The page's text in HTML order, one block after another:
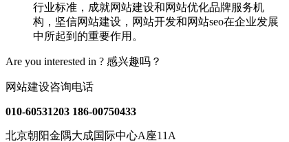
行业标准，成就网站建设和网站优化品牌服务机
构，坚信网站建设，网站开发和网站seo在企业发展
中所起到的重要作用。
Are you interested in ? 感兴趣吗？
网站建设咨询电话
010-60531203 186-00750433
北京朝阳金隅大成国际中心A座11A